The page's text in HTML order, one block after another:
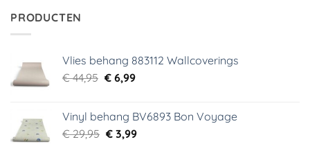
PRODUCTEN
Vlies behang 883112 Wallcoverings
€44,95 Oorspronkelijke
€ 44,95.
€6,99Huidige
€ 6,99.
Vinyl behang BV6893 Bon Voyage
€29,95 Oorspronkelijke
€3,99Huidige